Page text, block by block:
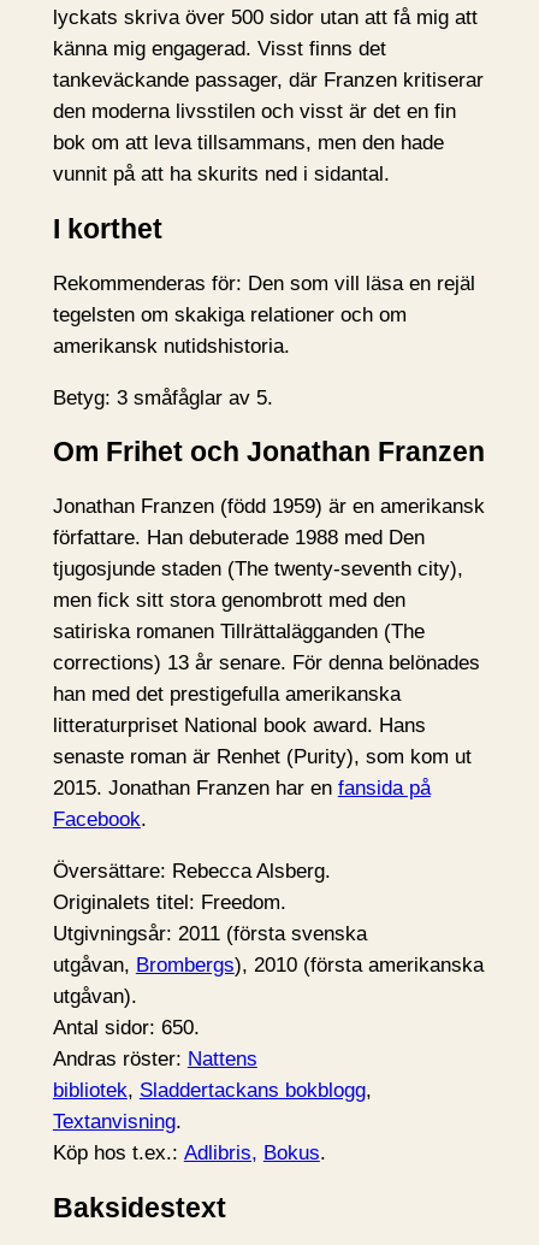
lyckats skriva över 500 sidor utan att få mig att
känna mig engagerad. Visst finns det
tankeväckande passager, där Franzen kritiserar
den moderna livsstilen och visst är det en fin
bok om att leva tillsammans, men den hade
vunnit på att ha skurits ned i sidantal.
I korthet
Rekommenderas för: Den som vill läsa en rejäl
tegelsten om skakiga relationer och om
amerikansk nutidshistoria.
Betyg: 3 småfåglar av 5.
Om Frihet och Jonathan Franzen
Jonathan Franzen (född 1959) är en amerikansk
författare. Han debuterade 1988 med Den
tjugosjunde staden (The twenty-seventh city),
men fick sitt stora genombrott med den
satiriska romanen Tillrättalägganden (The
corrections) 13 år senare. För denna belönades
han med det prestigefulla amerikanska
litteraturpriset National book award. Hans
senaste roman är Renhet (Purity), som kom ut
2015. Jonathan Franzen har en fansida på
Facebook.
Översättare: Rebecca Alsberg.
Originalets titel: Freedom.
Utgivningsår: 2011 (första svenska
utgåvan, Brombergs), 2010 (första amerikanska
utgåvan).
Antal sidor: 650.
Andras röster: Nattens
bibliotek, Sladdertackans bokblogg,
Textanvisning.
Köp hos t.ex.: Adlibris, Bokus.
Baksidestext